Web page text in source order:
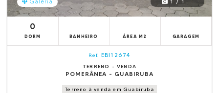
Galeria
0
DORM BANHEIRO ÁREA M2 GARAGEM
Ref. EBI12674
TERRENO - VENDA
POMERÂNEA - GUABIRUBA
Terreno à venda em Guabiruba